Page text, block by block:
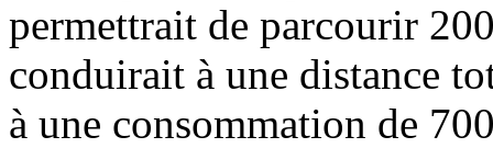
permettrait de parcourir
conduirait à une distance
à une consommation de